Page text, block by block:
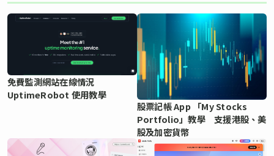
免費監測網站在線情況
UptimeRobot 使用教學
股票記帳 App 「My Stocks
Portfolio」教學 支援港股、美
股及加密貨幣